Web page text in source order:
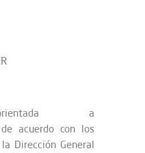
a
acuerdo con los
Dirección General